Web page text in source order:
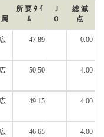
所要ﾀｲ
ﾑ
Ｊ
Ｏ
総減
点
47.89 0.00
50.50 4.00
49.15 4.00
46.65 4.00